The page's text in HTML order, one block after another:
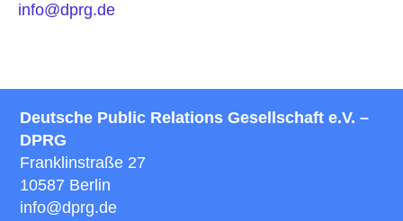
info@dprg.de
Deutsche Public Relations Gesellschaft e.V. –
DPRG
Franklinstraße 27
10587 Berlin
info@dprg.de